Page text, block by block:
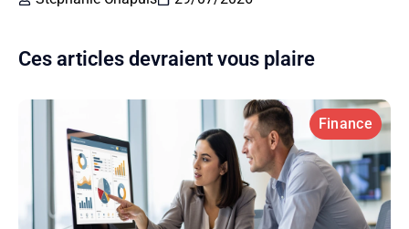
Ces articles devraient vous plaire
Finance